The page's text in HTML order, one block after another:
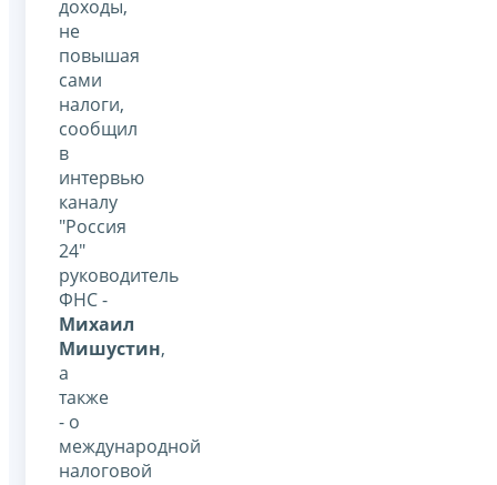
доходы,
не
повышая
сами
налоги,
сообщил
в
интервью
каналу
"Россия
24"
руководитель
ФНС -
Михаил
Мишустин,
а
также
- о
международной
налоговой